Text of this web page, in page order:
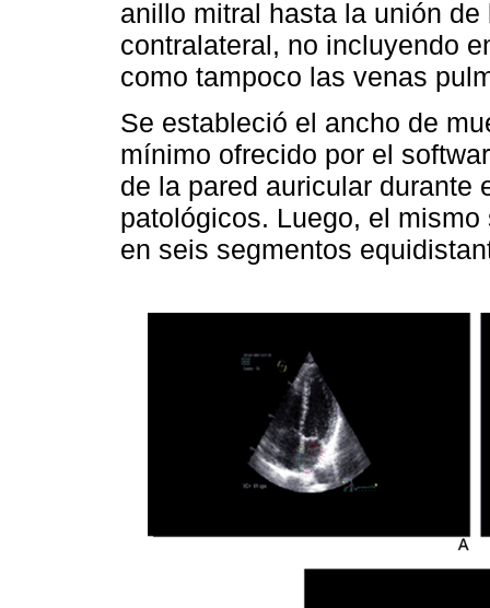
anillo mitral hasta la unión
contralateral, no incluyendo
como tampoco las venas
Se estableció el ancho de
mínimo ofrecido por el
de la pared auricular durante
patológicos. Luego, el
en seis segmentos